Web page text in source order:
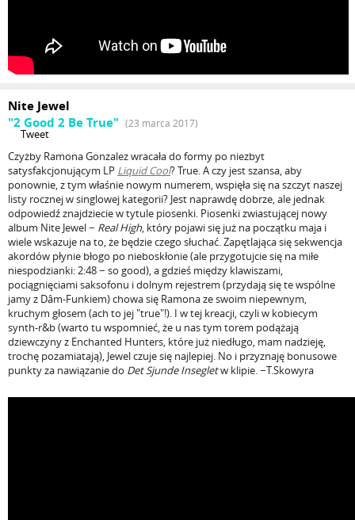
Nite Jewel
"2 Good 2 Be True" (23 marca 2017)
Tweet
Czyżby Ramona Gonzalez wracała do formy po niezbyt
satysfakcjonującym LP Liquid Cool? True. A czy jest szansa, aby
ponownie, z tym właśnie nowym numerem, wspięła się na szczyt naszej
listy rocznej w singlowej kategorii? Jest naprawdę dobrze, ale jednak
odpowiedź znajdziecie w tytule piosenki. Piosenki zwiastującej nowy
album Nite Jewel − Real High, który pojawi się już na początku maja i
wiele wskazuje na to, że będzie czego słuchać. Zapętlająca się sekwencja
akordów płynie błogo po nieboskłonie (ale przygotujcie się na miłe
niespodzianki: 2:48 − so good), a gdzieś między klawiszami,
pociągnięciami saksofonu i dolnym rejestrem (przydają się te wspólne
jamy z Dâm-Funkiem) chowa się Ramona ze swoim niepewnym,
kruchym głosem (ach to jej "true"!). I w tej kreacji, czyli w kobiecym
synth-r&b (warto tu wspomnieć, że u nas tym torem podążają
dziewczyny z Enchanted Hunters, które już niedługo, mam nadzieję,
trochę pozamiatają), Jewel czuje się najlepiej. No i przyznaję bonusowe
punkty za nawiązanie do Det Sjunde Insegletw klipie. −T.Skowyra